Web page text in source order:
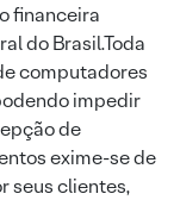
financeira
do Brasil.Toda
computadores
impedir
de
exime-se de
seus clientes,